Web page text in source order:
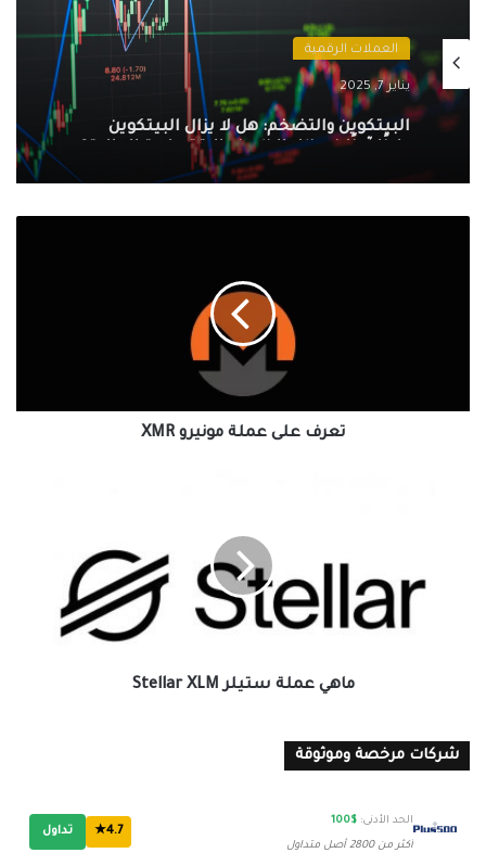
العملات الرقمية
يناير 7, 2025
البيتكوين والتضخم: هل لا يزال البيتكوين
ملاذًا آمنًا في ظل الظروف الاقتصادية الحالية؟
تعرف على عملة مونيرو XMR
ماهي عملة ستيلر Stellar XLM
شركات مرخصة وموثوقة
الحد الأدنى: $100
أكثر من 2800 أصل متداول
4.7★ تداول